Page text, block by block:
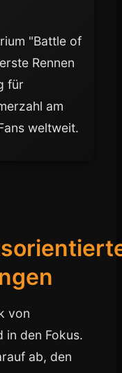
"Battle of
Rennen
für
am
weltweit.
von
in den Fokus.
ab, den